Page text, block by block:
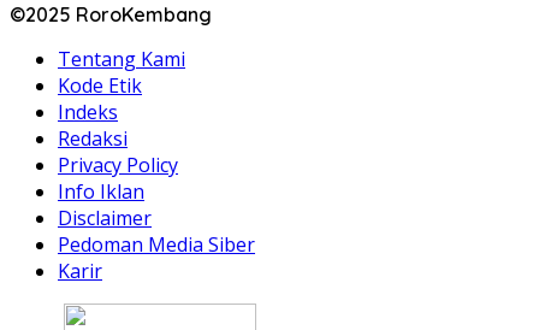
©2025 RoroKembang
Tentang Kami
Kode Etik
Indeks
Redaksi
Privacy Policy
Info Iklan
Disclaimer
Pedoman Media Siber
Karir